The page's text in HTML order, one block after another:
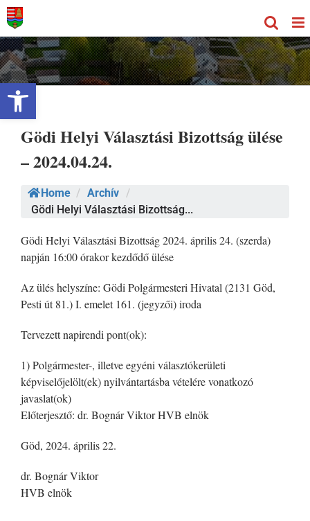
Eszköztár megnyitása
Kihagyás
Gödi Helyi Választási Bizottság ülése
– 2024.04.24.
Home / Archív /
Gödi Helyi Választási Bizottság...
Gödi Helyi Választási Bizottság 2024. április 24. (szerda)
napján 16:00 órakor kezdődő ülése
Az ülés helyszíne: Gödi Polgármesteri Hivatal (2131 Göd,
Pesti út 81.) I. emelet 161. (jegyzői) iroda
Tervezett napirendi pont(ok):
1) Polgármester-, illetve egyéni választókerületi
képviselőjelölt(ek) nyilvántartásba vételére vonatkozó
javaslat(ok)
Előterjesztő: dr. Bognár Viktor HVB elnök
Göd, 2024. április 22.
dr. Bognár Viktor
HVB elnök